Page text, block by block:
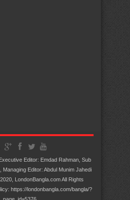
Editor: Emdad Rahman, Sub
Managing Editor: Abdul Munim Jahedi
LondonBangla.com All Rights
https://londonbangla.com/bangla/?